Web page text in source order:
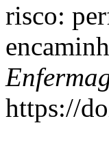
risco:
https://